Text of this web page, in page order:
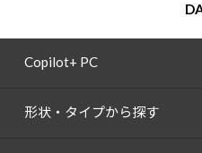
サーバー
Copilot+ PC
形状・タイプから探す